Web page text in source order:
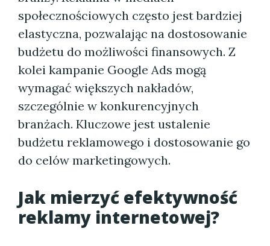
społecznościowych często jest bardziej
elastyczna, pozwalając na dostosowanie
budżetu do możliwości finansowych. Z
kolei kampanie Google Ads mogą
wymagać większych nakładów,
szczególnie w konkurencyjnych
branżach. Kluczowe jest ustalenie
budżetu reklamowego i dostosowanie go
do celów marketingowych.
Jak mierzyć efektywność
reklamy internetowej?